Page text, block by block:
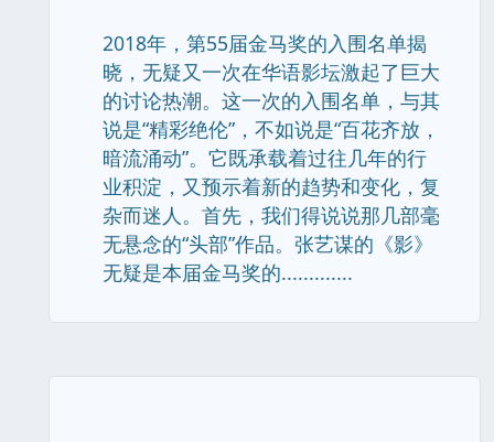
2018年，第55届金马奖的入围名单揭
晓，无疑又一次在华语影坛激起了巨大
的讨论热潮。这一次的入围名单，与其
说是“精彩绝伦”，不如说是“百花齐放，
暗流涌动”。它既承载着过往几年的行
业积淀，又预示着新的趋势和变化，复
杂而迷人。首先，我们得说说那几部毫
无悬念的“头部”作品。张艺谋的《影》
无疑是本届金马奖的.............